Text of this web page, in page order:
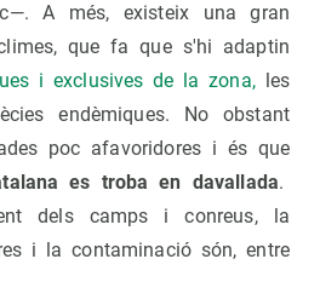
A més, existeix una gran
que fa que s'hi adaptin
i exclusives de la zona,les
endèmiques. No obstant
poc afavoridores i és que
es troba en davallada.
dels camps i conreus, la
i la contaminació són, entre